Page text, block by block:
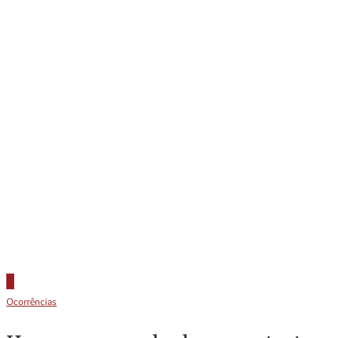
Ocorrências